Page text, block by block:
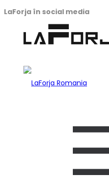
LaForja în social media